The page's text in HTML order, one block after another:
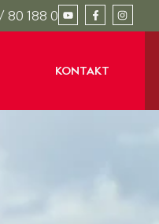
80 188 0
KONTAKT